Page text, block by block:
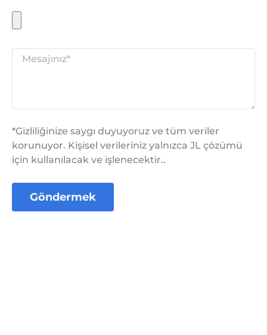
*Gizliliğinize saygı duyuyoruz ve tüm veriler
korunuyor. Kişisel verileriniz yalnızca JL çözümü
için kullanılacak ve işlenecektir..
Göndermek